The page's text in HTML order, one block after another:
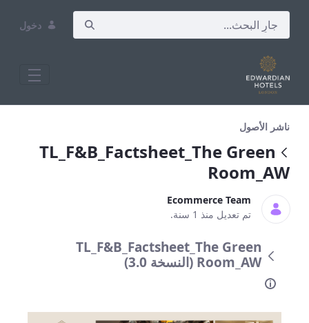
دخول
ناشر الأصول
TL_F&B_Factsheet_The Green
Room_AW
Ecommerce Team
تم تعديل منذ 1 سنة.
TL_F&B_Factsheet_The Green
Room_AW (النسخة 3.0)